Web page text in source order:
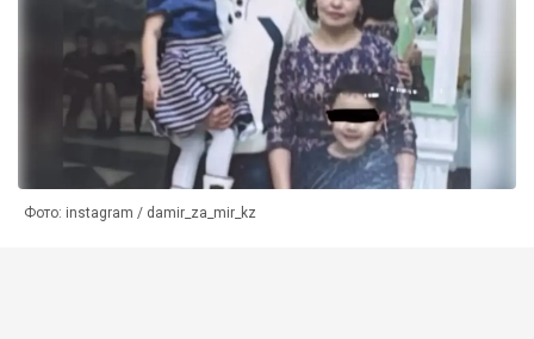
Фото: instagram / damir_za_mir_kz